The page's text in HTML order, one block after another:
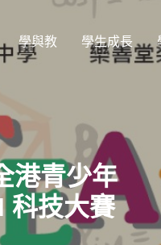
學與教 學生成長
港青少年
科技大賽